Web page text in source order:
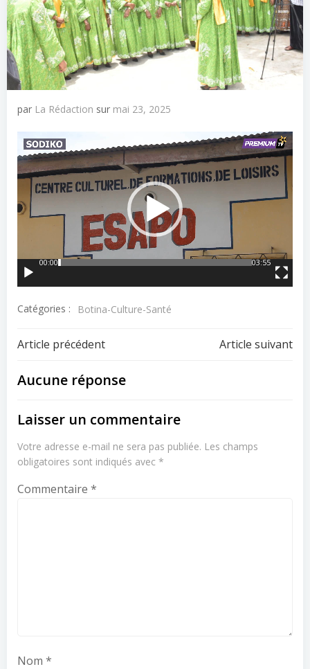
par La Rédaction sur mai 23, 2025
Lecteur
vidéo
00:00 03:55
Catégories : Botina-Culture-Santé
Navigation
de
l’article
Article précédent
Navigation
l’article
Article suivant
Aucune réponse
Laisser un commentaire
Votre adresse e-mail ne sera pas publiée. Les champs
obligatoires sont indiqués avec *
Commentaire *
Nom *